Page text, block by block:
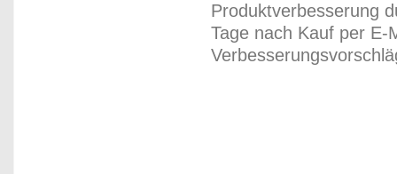
Produktverbesserung
Tage nach Kauf per E-